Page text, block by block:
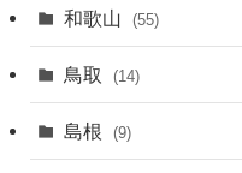
和歌山 (55)
鳥取 (14)
島根 (9)